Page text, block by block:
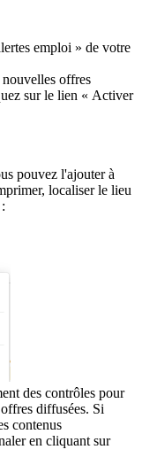
emploi » de votre
offres
sur le lien « Activer
pouvez l'ajouter à
localiser le lieu
des contrôles pour
diffusées. Si
contenus
en cliquant sur